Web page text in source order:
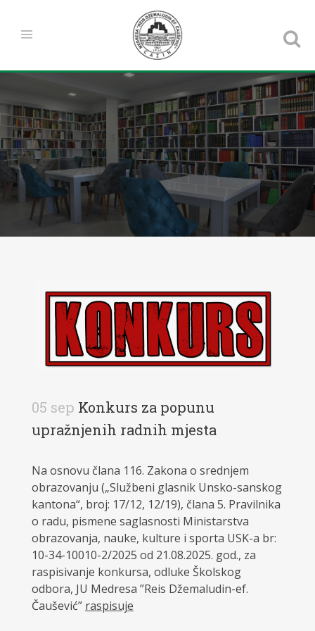
05 sep Konkurs za popunu
upražnjenih radnih mjesta
Na osnovu člana 116. Zakona o srednjem
obrazovanju („Službeni glasnik Unsko-sanskog
kantona“, broj: 17/12, 12/19), člana 5. Pravilnika
o radu, pismene saglasnosti Ministarstva
obrazovanja, nauke, kulture i sporta USK-a br:
10-34-10010-2/2025 od 21.08.2025. god., za
raspisivanje konkursa, odluke Školskog
odbora, JU Medresa ”Reis Džemaludin-ef.
Čaušević” raspisuje